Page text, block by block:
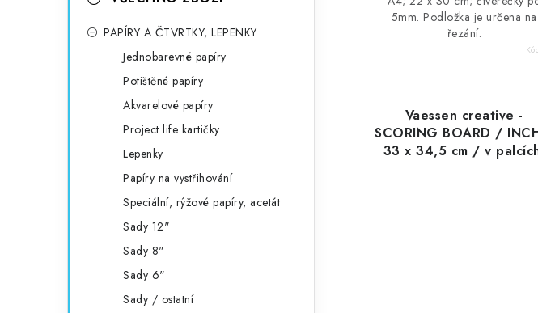
PAPÍRY A ČTVRTKY, LEPENKY
Jednobarevné papíry
Potištěné papíry
Akvarelové papíry
Project life kartičky
Lepenky
Papíry na vystřihování
Speciální, rýžové papíry, acetát
Sady 12"
Sady 8"
Sady 6"
Sady / ostatní
5mm. Podložka je určena na
řezání.
Vaessen creative -
SCORING BOARD /
33 x 34,5 cm / v